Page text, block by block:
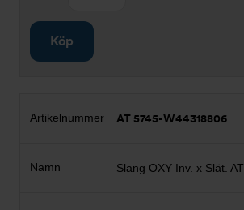
Köp
AT 5745-W44318806
Slang OXY Inv. x Slät. AT